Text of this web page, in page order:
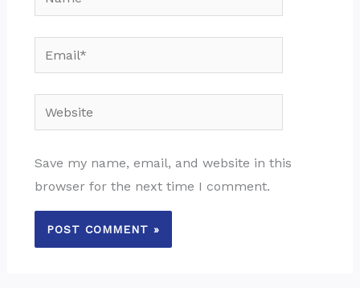
Email*
Website
Save my name, email, and website in this
browser for the next time I comment.